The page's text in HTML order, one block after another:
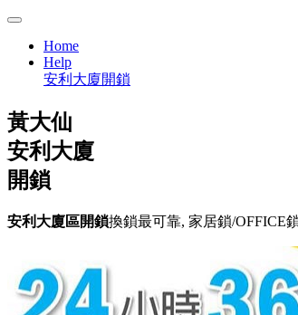
Home
Help
安利大廈開鎖
黃大仙
安利大廈
開鎖
安利大廈區開鎖換鎖最可靠, 家居鎖/OFFICE